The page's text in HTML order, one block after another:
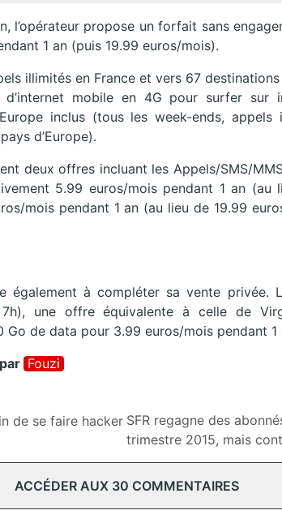
l’opérateur propose un forfait sans
1 an (puis 19.99 euros/mois).
illimités en France et vers 67 destinations
mobile en 4G pour surfer sur
inclus (tous les week-ends, appels
d’Europe).
deux offres incluant les Appels/SMS/
5.99 euros/mois pendant 1 an (au
mois pendant 1 an (au lieu de 19.99
également à compléter sa vente privée.
une offre équivalente à celle de
de data pour 3.99 euros/mois pendant 1
par Fouzi
de se faire hacker SFR regagne des
trimestre 2015, mais
ACCÉDER AUX 30 COMMENTAIRES